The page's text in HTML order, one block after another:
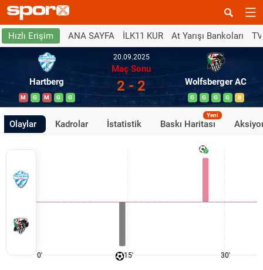
Hızlı Erişim ANA SAYFA İLK11 KUR At Yarışı Bankoları
Hartberg
M G M G G
20.09.2025
Maç Sonu
2 - 2 Wolfsberger AC
G G G G B
Olaylar Kadrolar İstatistik Baskı Haritası
Yeni
0' 15' 30'